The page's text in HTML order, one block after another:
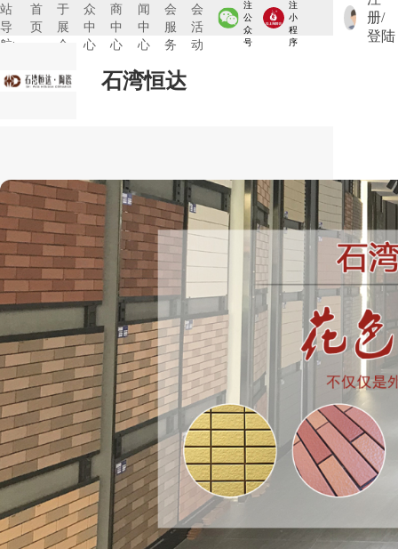
站
导
航:
首
页
于
展
会
众
中
心
商
中
心
闻
中
心
会
服
务
会
活
动
注
公
众
号
注
小
程
序
册/
登陆
石湾恒达